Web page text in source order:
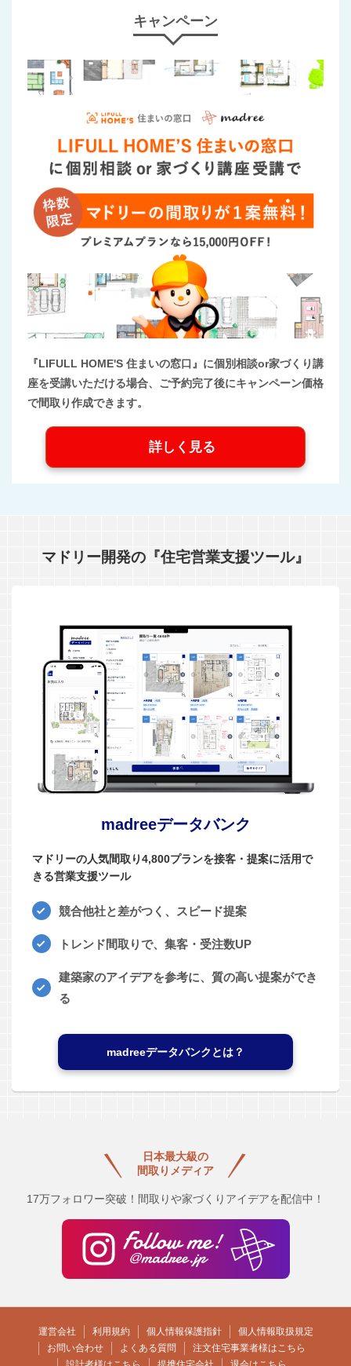
キャンペーン
『LIFULL HOME'S 住まいの窓口』に個別相談or家づくり講
座を受講いただける場合、ご予約完了後にキャンペーン価格
で間取り作成できます。
詳しく見る
マドリー開発の『住宅営業支援ツール』
madreeデータバンク
マドリーの人気間取り4,800プランを接客・提案に活用で
きる営業支援ツール
競合他社と差がつく、スピード提案
トレンド間取りで、集客・受注数UP
建築家のアイデアを参考に、質の高い提案ができ
る
madreeデータバンクとは？
日本最大級の
間取りメディア
17万フォロワー突破！間取りや家づくりアイデアを配信中！
運営会社 利用規約 個人情報保護指針
個人情報取扱規定
お問い合わせ
よくある質問
注文住宅事業者様はこちら